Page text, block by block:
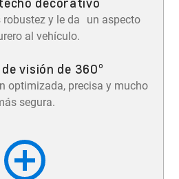
robustez y le da un aspecto
al vehículo.
visión de 360º
optimizada, precisa y mucho
segura.